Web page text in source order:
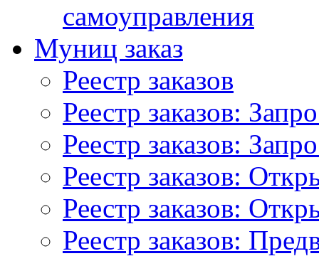
самоуправления
Муниц заказ
Реестр заказов
Реестр заказов:
Реестр заказов:
Реестр заказов:
Реестр заказов:
Реестр заказов: